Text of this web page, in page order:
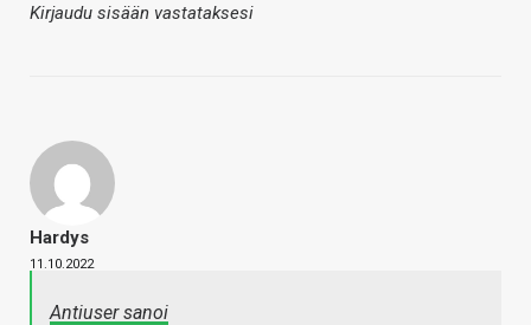
Kirjaudu sisään vastataksesi
Hardys
11.10.2022
Antiuser sanoi